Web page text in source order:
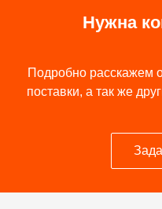
Нужна
Подробно расскажем
поставки, а так же